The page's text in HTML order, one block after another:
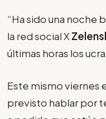
“Ha sido una noche
la red social X
últimas horas los
Este mismo viernes
previsto hablar por